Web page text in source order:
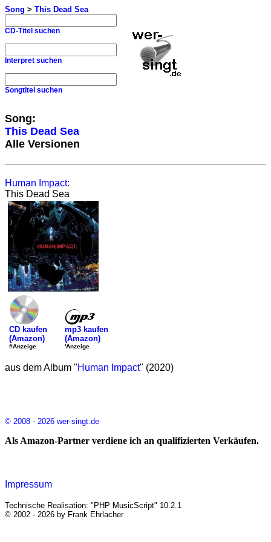
Song > This Dead Sea
CD-Titel suchen
Interpret suchen
Songtitel suchen
Song:
This Dead Sea
Alle Versionen
Human Impact:
This Dead Sea
CD kaufen
(Amazon)
#Anzeige
mp3 kaufen
(Amazon)
'Anzeige
aus dem Album "Human Impact" (2020)
© 2008 - 2026 wer-singt.de
Als Amazon-Partner verdiene ich an qualifizierten Verkäufen.
Impressum
Technische Realisation: "PHP MusicScript" 10.2.1
© 2002 - 2026 by Frank Ehrlacher